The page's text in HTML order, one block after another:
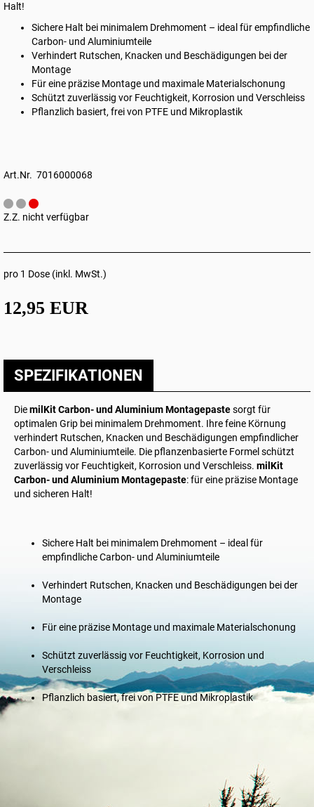
Halt!
Sichere Halt bei minimalem Drehmoment – ideal für empfindliche
Carbon- und Aluminiumteile
Verhindert Rutschen, Knacken und Beschädigungen bei der
Montage
Für eine präzise Montage und maximale Materialschonung
Schützt zuverlässig vor Feuchtigkeit, Korrosion und Verschleiss
Pflanzlich basiert, frei von PTFE und Mikroplastik
Art.Nr. 7016000068
Z.Z. nicht verfügbar
pro 1 Dose (inkl. MwSt.)
12,95 EUR
SPEZIFIKATIONEN
DiemilKit Carbon- und Aluminium Montagepastesorgt für
optimalen Grip bei minimalem Drehmoment. Ihre feine Körnung
verhindert Rutschen, Knacken und Beschädigungen empfindlicher
Carbon- und Aluminiumteile. Die pflanzenbasierte Formel schützt
zuverlässig vor Feuchtigkeit, Korrosion und Verschleiss. milKit
Carbon- und Aluminium Montagepaste: für eine präzise Montage
und sicheren Halt!
Sichere Halt bei minimalem Drehmoment – ideal für
empfindliche Carbon- und Aluminiumteile
Verhindert Rutschen, Knacken und Beschädigungen bei der
Montage
Für eine präzise Montage und maximale Materialschonung
Schützt zuverlässig vor Feuchtigkeit, Korrosion und
Verschleiss
Pflanzlich basiert, frei von PTFE und Mikroplastik